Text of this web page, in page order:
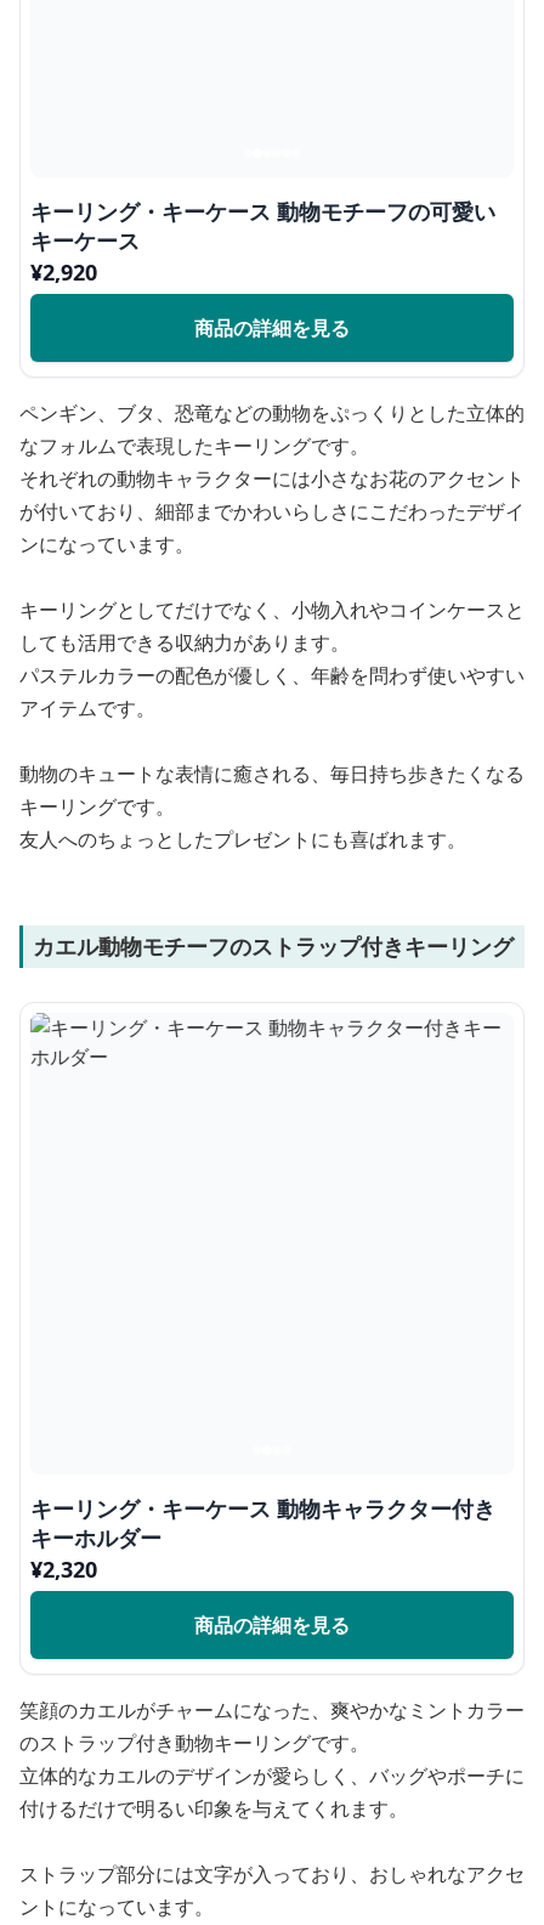
キーリング・キーケース 動物モチーフの可愛い
キーケース
¥2,920
商品の詳細を見る
ペンギン、ブタ、恐竜などの動物をぷっくりとした立体的
なフォルムで表現したキーリングです。
それぞれの動物キャラクターには小さなお花のアクセント
が付いており、細部までかわいらしさにこだわったデザイ
ンになっています。
キーリングとしてだけでなく、小物入れやコインケースと
しても活用できる収納力があります。
パステルカラーの配色が優しく、年齢を問わず使いやすい
アイテムです。
動物のキュートな表情に癒される、毎日持ち歩きたくなる
キーリングです。
友人へのちょっとしたプレゼントにも喜ばれます。
カエル動物モチーフのストラップ付きキーリング
キーリング・キーケース 動物キャラクター付き
キーホルダー
¥2,320
商品の詳細を見る
笑顔のカエルがチャームになった、爽やかなミントカラー
のストラップ付き動物キーリングです。
立体的なカエルのデザインが愛らしく、バッグやポーチに
付けるだけで明るい印象を与えてくれます。
ストラップ部分には文字が入っており、おしゃれなアクセ
ントになっています。